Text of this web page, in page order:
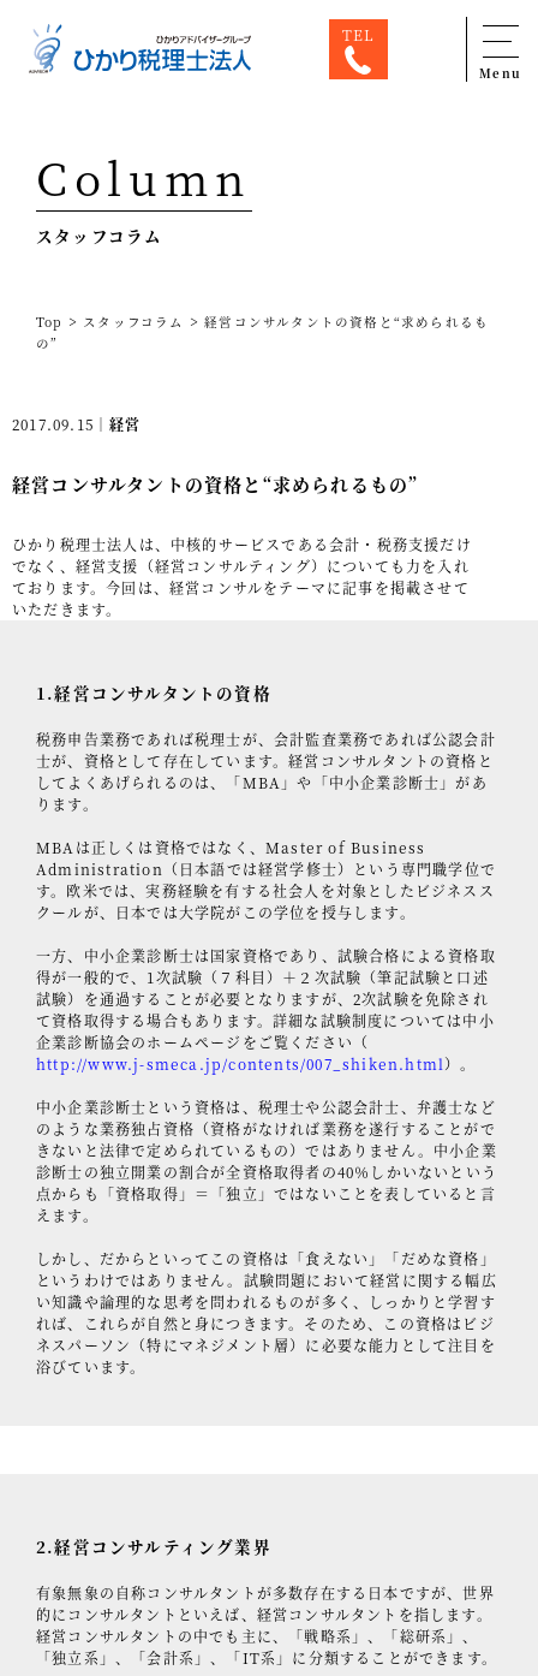
TEL
Menu
専門家一覧
ひかり税理士法人について
スタッフ紹介
出版物
事例紹介
税理士変更をお考えの方
メールマガジン登録
ニュース
Twitter
Facebook
Column
スタッフコラム
Top > スタッフコラム >経営コンサルタントの資格と“求められるも
の”
2017.09.15｜経営
経営コンサルタントの資格と“求められるもの”
ひかり税理士法人は、中核的サービスである会計・税務支援だけ
でなく、経営支援（経営コンサルティング）についても力を入れ
ております。今回は、経営コンサルをテーマに記事を掲載させて
いただきます。
1.経営コンサルタントの資格
税務申告業務であれば税理士が、会計監査業務であれば公認会計
士が、資格として存在しています。経営コンサルタントの資格と
してよくあげられるのは、「MBA」や「中小企業診断士」があ
ります。
MBAは正しくは資格ではなく、Master of Business
Administration（日本語では経営学修士）という専門職学位で
す。欧米では、実務経験を有する社会人を対象としたビジネスス
クールが、日本では大学院がこの学位を授与します。
一方、中小企業診断士は国家資格であり、試験合格による資格取
得が一般的で、1次試験（７科目）＋２次試験（筆記試験と口述
試験）を通過することが必要となりますが、2次試験を免除され
て資格取得する場合もあります。詳細な試験制度については中小
企業診断協会のホームページをご覧ください（
http://www.j-smeca.jp/contents/007_shiken.html）。
中小企業診断士という資格は、税理士や公認会計士、弁護士など
のような業務独占資格（資格がなければ業務を遂行することがで
きないと法律で定められているもの）ではありません。中小企業
診断士の独立開業の割合が全資格取得者の40％しかいないという
点からも「資格取得」＝「独立」ではないことを表していると言
えます。
しかし、だからといってこの資格は「食えない」「だめな資格」
というわけではありません。試験問題において経営に関する幅広
い知識や論理的な思考を問われるものが多く、しっかりと学習す
れば、これらが自然と身につきます。そのため、この資格はビジ
ネスパーソン（特にマネジメント層）に必要な能力として注目を
浴びています。
2.経営コンサルティング業界
有象無象の自称コンサルタントが多数存在する日本ですが、世界
的にコンサルタントといえば、経営コンサルタントを指します。
経営コンサルタントの中でも主に、「戦略系」、「総研系」、
「独立系」、「会計系」、「IT系」に分類することができます。